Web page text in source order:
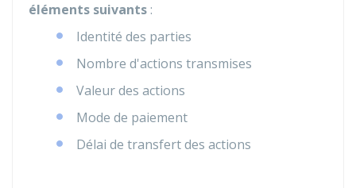
éléments suivants :
Identité des parties
Nombre d'actions transmises
Valeur des actions
Mode de paiement
Délai de transfert des actions